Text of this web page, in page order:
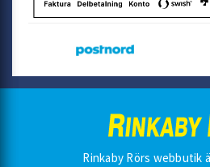
Rinkaby Rörs webbutik